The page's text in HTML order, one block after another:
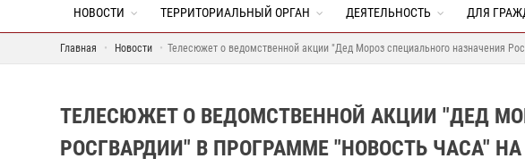
НОВОСТИ ТЕРРИТОРИАЛЬНЫЙ ОРГАН ДЕЯТЕЛЬНОСТЬ ДЛЯ
Главная Новости Телесюжет о ведомственной акции "Дед Мороз специального назначения
ТЕЛЕСЮЖЕТ О ВЕДОМСТВЕННОЙ АКЦИИ "ДЕД
РОСГВАРДИИ" В ПРОГРАММЕ "НОВОСТЬ ЧАСА"